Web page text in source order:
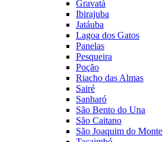
Gravatá
Ibirajuba
Jatáuba
Lagoa dos Gatos
Panelas
Pesqueira
Poção
Riacho das Almas
Sairé
Sanharó
São Bento do Una
São Caitano
São Joaquim do Monte